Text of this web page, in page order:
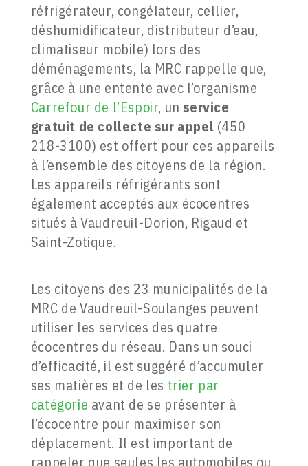
réfrigérateur, congélateur, cellier,
déshumidificateur, distributeur d’eau,
climatiseur mobile) lors des
déménagements, la MRC rappelle que,
grâce à une entente avec l’organisme
Carrefour de l’Espoir, un service
gratuit de collecte sur appel (450
218-3100) est offert pour ces appareils
à l’ensemble des citoyens de la région.
Les appareils réfrigérants sont
également acceptés aux écocentres
situés à Vaudreuil-Dorion, Rigaud et
Saint-Zotique.
Les citoyens des 23 municipalités de la
MRC de Vaudreuil-Soulanges peuvent
utiliser les services des quatre
écocentres du réseau. Dans un souci
d’efficacité, il est suggéré d’accumuler
ses matières et de les trier par
catégorie avant de se présenter à
l’écocentre pour maximiser son
déplacement. Il est important de